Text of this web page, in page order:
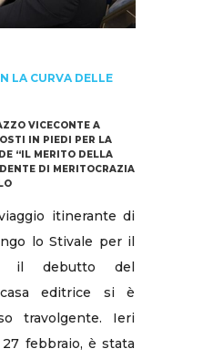
LA CURVA DELLE
VICECONTE A
IN PIEDI PER LA
“IL MERITO DELLA
DI MERITOCRAZIA
itinerante di
lo Stivale per il
il debutto del
editrice si è
travolgente. Ieri
febbraio, è stata